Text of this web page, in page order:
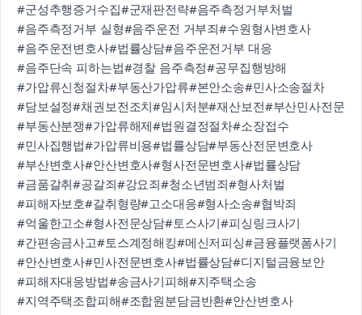
#군성추행증거수집#군재판전략#음주측정거부처벌
#음주측정거부 실형#음주운전 거부죄#수원형사변호사
#음주운전변호사#법률상담#음주운전거부 대응
#음주단속 피하는법#경찰 음주측정#공무집행방해
#가압류신청절차#부동산가압류#본안소송#민사소송절차
#담보설정#채권보전조치#임시처분#재산보전#부산민사전문
#부동산분쟁#가압류해제#법원결정절차#소장접수
#민사집행법#가압류비용#법률상담#부동산전문변호사
#부산변호사#안산변호사#형사전문변호사#법률상담
#금품갈취#공갈죄#강요죄#청소년범죄#형사처벌
#피해자보호#갈취형량#고소대응#형사소송#협박죄
#억울한고소#형사전문상담#토스사기#피싱링크사기
#간편송금사고#토스계정해킹#메신저피싱#금융플랫폼사기
#안산변호사#민사전문변호사#법률상담#디지털금융보안
#피해자대응방법#송금사기피해#지주택소송
#지역주택조합피해#조합원분담금반환#안산변호사